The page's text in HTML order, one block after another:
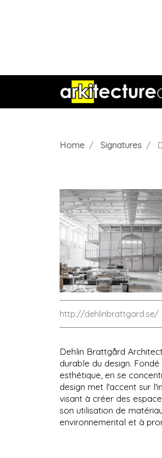
Home Signatures
http://dehlinbrattgard.se/
Dehlin Brattgård
durable du design.
esthétique, en se
design met l'accent sur
visant à créer des
son utilisation de
environnemental et à